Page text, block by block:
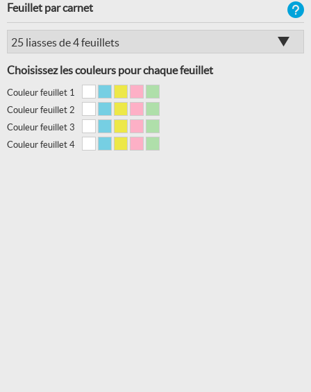
Feuillet par carnet
Choisissez les couleurs pour chaque feuillet
Couleur feuillet 1
Couleur feuillet 2
Couleur feuillet 3
Couleur feuillet 4